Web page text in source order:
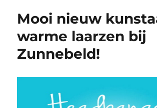
Mooi nieuw
warme laarzen bij
Zunnebeld!